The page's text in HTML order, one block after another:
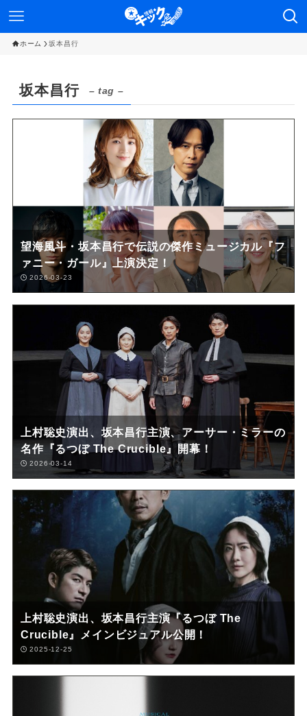
ホーム 坂本昌行
坂本昌行 – tag –
望海風斗・坂本昌行で伝説の傑作ミュージカル『フ
ァニー・ガール』上演決定！
2026-03-23
上村聡史演出、坂本昌行主演、アーサー・ミラーの
名作『るつぼ The Crucible』開幕！
2026-03-14
上村聡史演出、坂本昌行主演『るつぼ The
Crucible』メインビジュアル公開！
2025-12-25